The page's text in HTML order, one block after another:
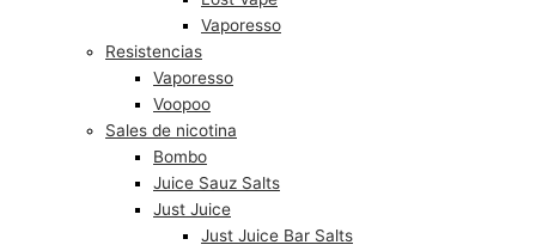
Vaporesso
Resistencias
Vaporesso
Voopoo
Sales de nicotina
Bombo
Juice Sauz Salts
Just Juice
Just Juice Bar Salts